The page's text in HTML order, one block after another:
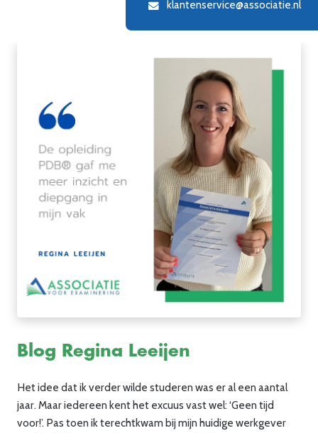
klantenservice@associatie.nl
Blog Regina Leeijen
Het idee dat ik verder wilde studeren was er al een aantal
jaar. Maar iedereen kent het excuus vast wel: ‘Geen tijd
voor!’. Pas toen ik terechtkwam bij mijn huidige werkgever